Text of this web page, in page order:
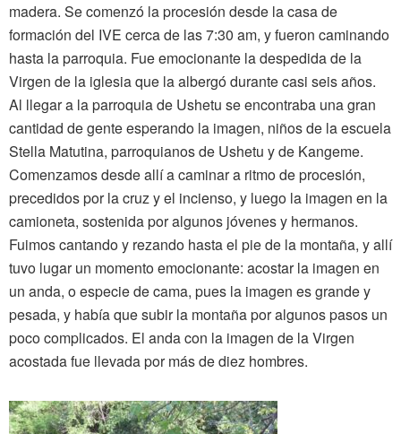
madera. Se comenzó la procesión desde la casa de
formación del IVE cerca de las 7:30 am, y fueron caminando
hasta la parroquia. Fue emocionante la despedida de la
Virgen de la iglesia que la albergó durante casi seis años.
Al llegar a la parroquia de Ushetu se encontraba una gran
cantidad de gente esperando la imagen, niños de la escuela
Stella Matutina, parroquianos de Ushetu y de Kangeme.
Comenzamos desde allí a caminar a ritmo de procesión,
precedidos por la cruz y el incienso, y luego la imagen en la
camioneta, sostenida por algunos jóvenes y hermanos.
Fuimos cantando y rezando hasta el pie de la montaña, y allí
tuvo lugar un momento emocionante: acostar la imagen en
un anda, o especie de cama, pues la imagen es grande y
pesada, y había que subir la montaña por algunos pasos un
poco complicados. El anda con la imagen de la Virgen
acostada fue llevada por más de diez hombres.